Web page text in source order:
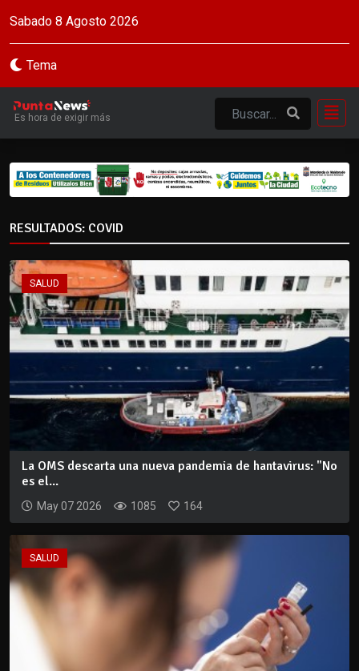
Sabado 8 Agosto 2026
Tema
Es hora de exigir más
RESULTADOS: COVID
SALUD
La OMS descarta una nueva pandemia de hantavirus: "No
es el...
May 07 2026 1085 164
SALUD